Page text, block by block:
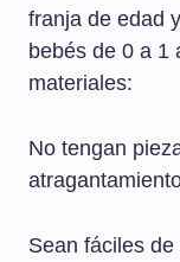
franja de edad
bebés de 0 a 1
materiales:
No tengan
Sean fáciles